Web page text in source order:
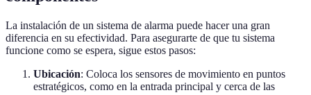
La instalación de un sistema de alarma puede hacer una gran
diferencia en su efectividad. Para asegurarte de que tu sistema
funcione como se espera, sigue estos pasos:
Ubicación: Coloca los sensores de movimiento en puntos
estratégicos, como en la entrada principal y cerca de las